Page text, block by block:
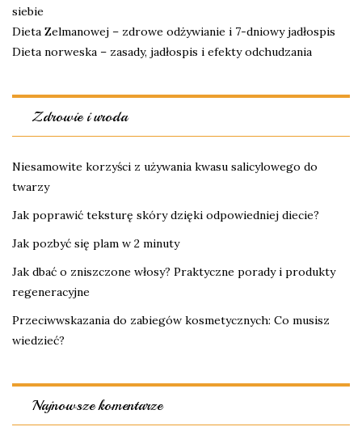
siebie
Dieta Zelmanowej – zdrowe odżywianie i 7-dniowy jadłospis
Dieta norweska – zasady, jadłospis i efekty odchudzania
Zdrowie i uroda
Niesamowite korzyści z używania kwasu salicylowego do
twarzy
Jak poprawić teksturę skóry dzięki odpowiedniej diecie?
Jak pozbyć się plam w 2 minuty
Jak dbać o zniszczone włosy? Praktyczne porady i produkty
regeneracyjne
Przeciwwskazania do zabiegów kosmetycznych: Co musisz
wiedzieć?
Najnowsze komentarze